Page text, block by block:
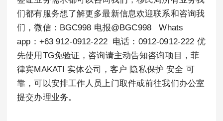
们都有服务想了解更多最新信息欢迎联系和咨询我
们，微信：BGC998 电报@BGC998 Whats
app：+63 912-0912-222 电话：0912-0912-222 优
先使用TG免验证，咨询请主动告知咨询项目，菲
律宾MAKATI 实体公司，客户 隐私保护 安全 可
靠，可以安排工作人员上门取件或前往我们办公室
提交办理业务。